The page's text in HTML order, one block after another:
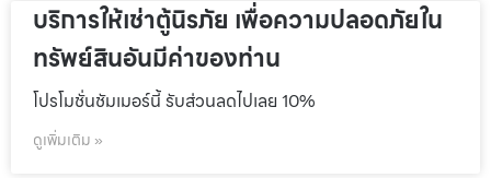
บริการให้เช่าตู้นิรภัย เพื่อความปลอดภัยใน
ทรัพย์สินอันมีค่าของท่าน
โปรโมชั่นชัมเมอร์นี้ รับส่วนลดไปเลย 10%
ดูเพิ่มเติม »